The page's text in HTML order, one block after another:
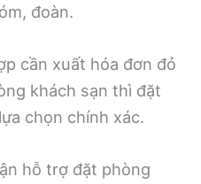
đoàn.
cần xuất hóa đơn đỏ
khách sạn thì đặt
chọn chính xác.
hỗ trợ đặt phòng